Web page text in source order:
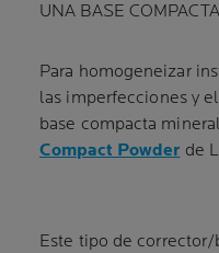
UNA BASE
Para homogeneizar
las imperfecciones y
base compacta
Compact Powder de
Este tipo de corrector/